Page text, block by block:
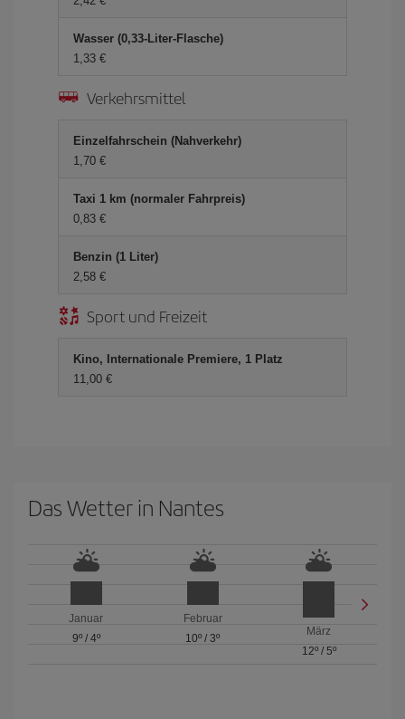
Wasser (0,33-Liter-Flasche)
1,33 €
Verkehrsmittel
Einzelfahrschein (Nahverkehr)
1,70 €
Taxi 1 km (normaler Fahrpreis)
0,83 €
Benzin (1 Liter)
2,58 €
Sport und Freizeit
Kino, Internationale Premiere, 1 Platz
11,00 €
Das Wetter in Nantes
Januar
9º/ 4º
Februar
10º / 3º
März
12º/ 5º